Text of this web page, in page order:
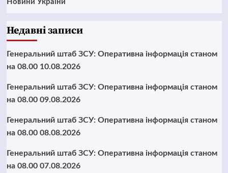
Новини України
Недавні записи
Генеральний штаб ЗСУ: Оперативна інформація станом
на 08.00 10.08.2026
Генеральний штаб ЗСУ: Оперативна інформація станом
на 08.00 09.08.2026
Генеральний штаб ЗСУ: Оперативна інформація станом
на 08.00 08.08.2026
Генеральний штаб ЗСУ: Оперативна інформація станом
на 08.00 07.08.2026